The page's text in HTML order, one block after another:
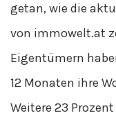
getan, wie die
von immowelt.at
Eigentümern
12 Monaten ihre
Weitere 23